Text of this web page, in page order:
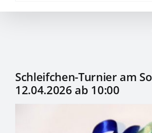
Schleifchen-Turnier am
12.04.2026 ab 10:00